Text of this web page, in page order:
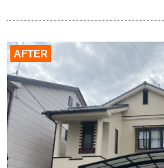
AFTER